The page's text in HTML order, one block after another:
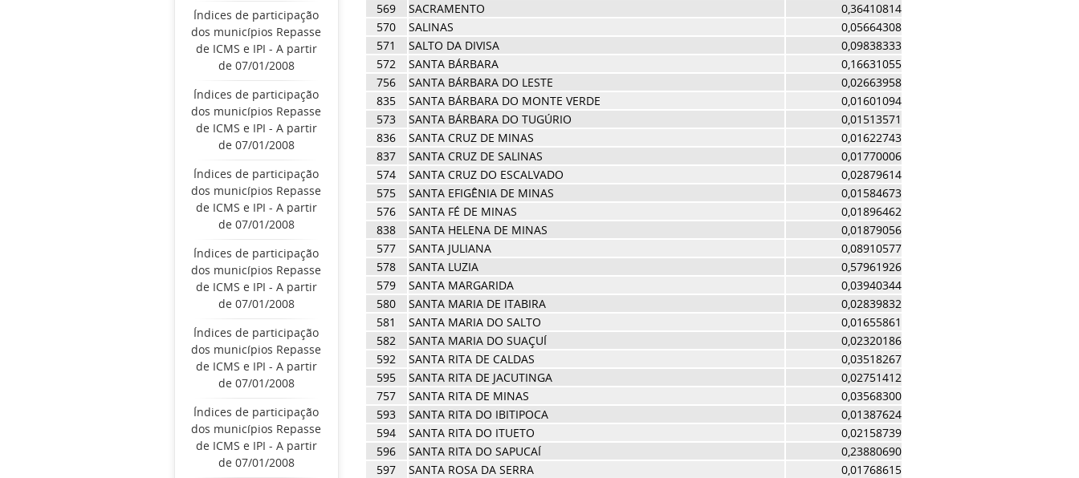
Índices de participação
dos municípios Repasse
de ICMS e IPI - A partir
de 07/01/2008
Índices de participação
dos municípios Repasse
de ICMS e IPI - A partir
de 07/01/2008
Índices de participação
dos municípios Repasse
de ICMS e IPI - A partir
de 07/01/2008
Índices de participação
dos municípios Repasse
de ICMS e IPI - A partir
de 07/01/2008
Índices de participação
dos municípios Repasse
de ICMS e IPI - A partir
de 07/01/2008
Índices de participação
dos municípios Repasse
de ICMS e IPI - A partir
de 07/01/2008
569
SACRAMENTO
0,36410814
570
SALINAS
0,05664308
571
SALTO DA DIVISA
0,09838333
572
SANTA BÁRBARA
0,16631055
756
SANTA BÁRBARA DO LESTE
0,02663958
835
SANTA BÁRBARA DO MONTE VERDE
0,01601094
573
SANTA BÁRBARA DO TUGÚRIO
0,01513571
836
SANTA CRUZ DE MINAS
0,01622743
837
SANTA CRUZ DE SALINAS
0,01770006
574
SANTA CRUZ DO ESCALVADO
0,02879614
575
SANTA EFIGÊNIA DE MINAS
0,01584673
576
SANTA FÉ DE MINAS
0,01896462
838
SANTA HELENA DE MINAS
0,01879056
577
SANTA JULIANA
0,08910577
578
SANTA LUZIA
0,57961926
579
SANTA MARGARIDA
0,03940344
580
SANTA MARIA DE ITABIRA
0,02839832
581
SANTA MARIA DO SALTO
0,01655861
582
SANTA MARIA DO SUAÇUÍ
0,02320186
592
SANTA RITA DE CALDAS
0,03518267
595
SANTA RITA DE JACUTINGA
0,02751412
757
SANTA RITA DE MINAS
0,03568300
593
SANTA RITA DO IBITIPOCA
0,01387624
594
SANTA RITA DO ITUETO
0,02158739
596
SANTA RITA DO SAPUCAÍ
0,23880690
597
SANTA ROSA DA SERRA
0,01768615